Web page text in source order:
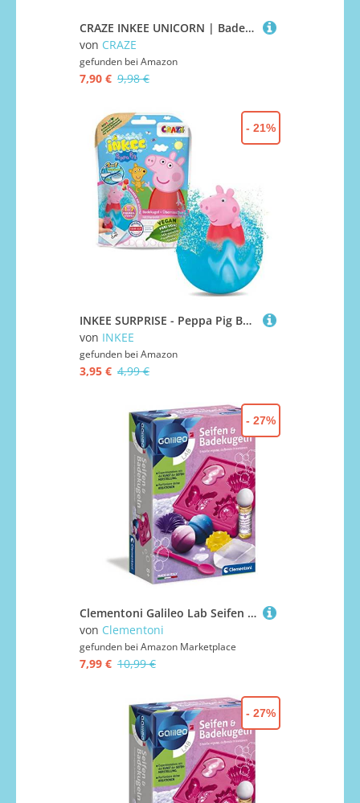
CRAZE INKEE UNICORN | Badebombe Kinder mit Überraschung & INKEE SURPRISE - Peppa Pig Badekugeln Kinder mit Überraschung Peppa Wutz Spielzeug für die Badewanne - Badezusatz 43127
von CRAZE
gefunden bei Amazon
7,90 € 9,98 €
INKEE SURPRISE - Peppa Pig Badekugeln Kinder mit Überraschung Peppa Wutz Spielzeug für die Badewanne - Badezusatz Kinder
von INKEE
gefunden bei Amazon
3,95 € 4,99 €
- 21%
Clementoni Galileo Lab Seifen und Badekugeln - Spielzeug für Kinder ab 8 Jahren mit bunten Seifen, duftender Badezusatz & sprudelnde Badebomben zum Selbstmachen von Clementoni 59013
von Clementoni
gefunden bei Amazon Marketplace
7,99 € 10,99 €
- 27%
- 27%